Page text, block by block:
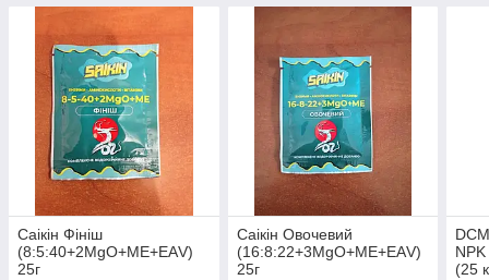
Саікін Фініш
(8:5:40+2MgO+МЕ+ЕАV)
25г
Саікін Овочевий
(16:8:22+3MgO+МЕ+ЕАV)
25г
(25